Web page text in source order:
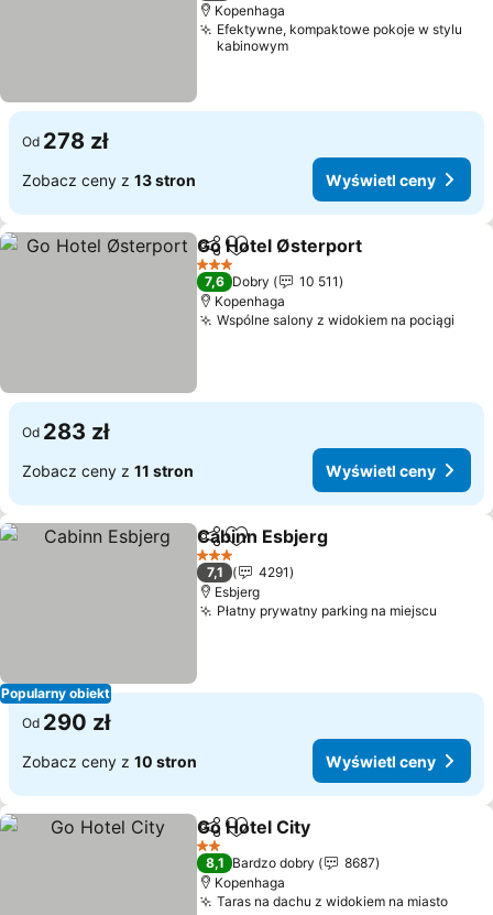
Kopenhaga
Efektywne, kompaktowe pokoje w stylu
kabinowym
Od 278 zł
Zobacz ceny z 13 stron Wyświetl ceny
Udostępnij
Dodaj do ulubionych
Go Hotel Østerport
3 Kategoria
7,6 Dobry
10 511
Kopenhaga
Wspólne salony z widokiem na pociągi
Od 283 zł
Zobacz ceny z 11 stron Wyświetl ceny
Popularny obiekt
Udostępnij
Dodaj do ulubionych
Cabinn Esbjerg
3 Kategoria
7,1
4291
Esbjerg
Płatny prywatny parking na miejscu
Od 290 zł
Zobacz ceny z 10 stron Wyświetl ceny
Udostępnij
Dodaj do ulubionych
Go Hotel City
2 Kategoria
8,1 Bardzo dobry
8687
Kopenhaga
Taras na dachu z widokiem na miasto